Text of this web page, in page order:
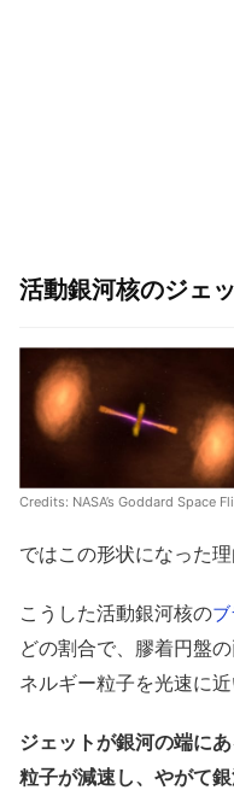
活動銀河核のジェ
Credits: NASA’s Goddard Space
ではこの形状になった
こうした活動銀河核の
どの割合で、膠着円盤
ネルギー粒子を光速に
ジェットが銀河の端に
粒子が減速し、やがて